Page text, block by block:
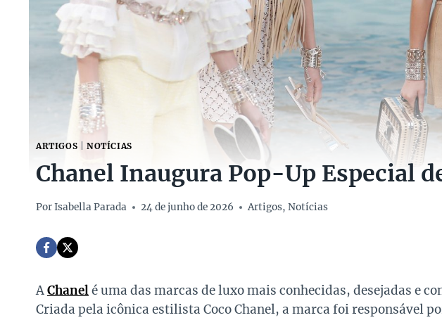
ARTIGOS NOTÍCIAS
Chanel Inaugura Pop-Up Especial
PorIsabella Parada 24 de junho de 2026 Artigos,Notícias
AChanelé uma das marcas de luxo mais conhecidas, desejadas e
Criada pela icônica estilista Coco Chanel, a marca foi responsável